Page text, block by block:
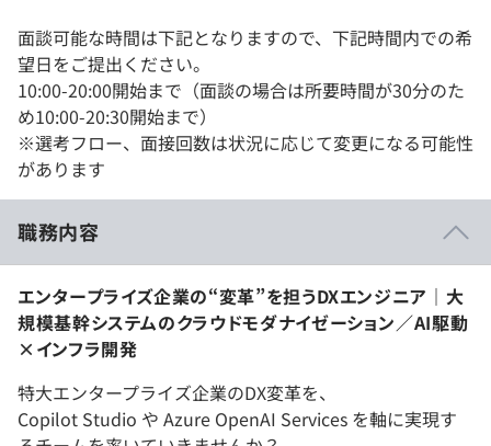
面談可能な時間は下記となりますので、下記時間内での希
望日をご提出ください。
10:00-20:00開始まで（面談の場合は所要時間が30分のた
め10:00-20:30開始まで）
※選考フロー、面接回数は状況に応じて変更になる可能性
があります
職務内容
エンタープライズ企業の“変革”を担うDXエンジニア｜大
規模基幹システムのクラウドモダナイゼーション／AI駆動
×インフラ開発
特大エンタープライズ企業のDX変革を、
Copilot Studio や Azure OpenAI Services を軸に実現す